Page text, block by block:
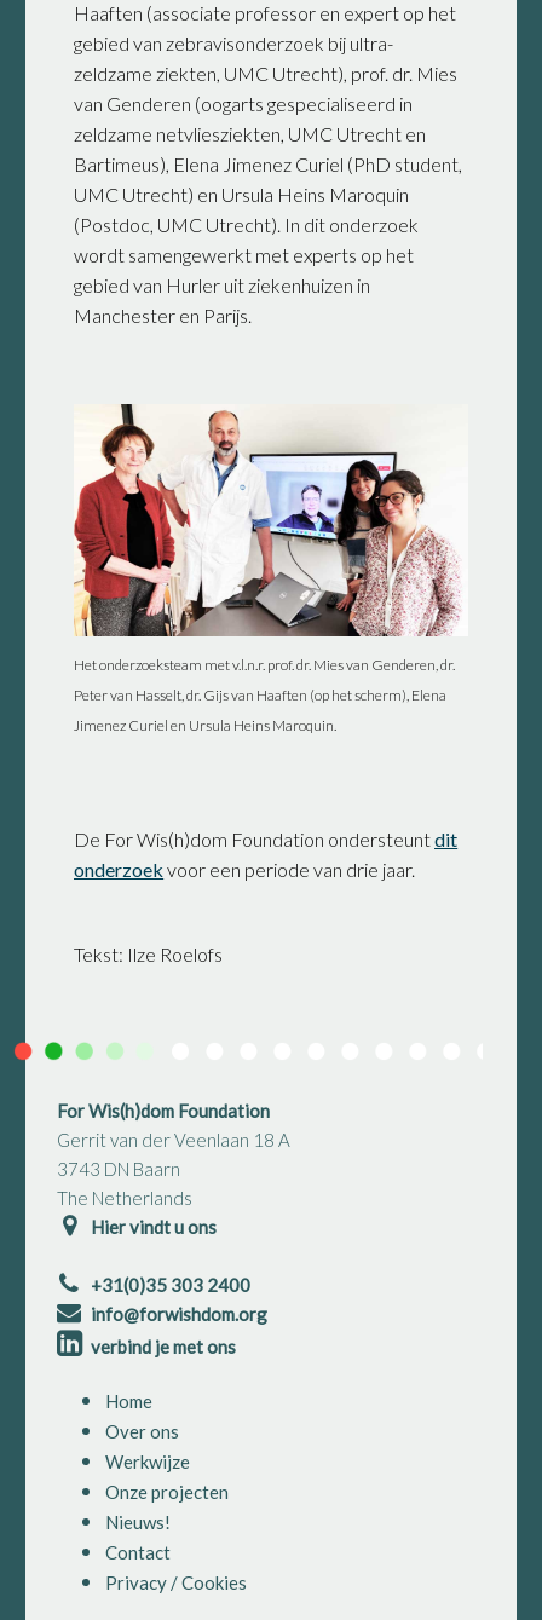
Haaften (associate professor en expert op het
gebied van zebravisonderzoek bij ultra-
zeldzame ziekten, UMC Utrecht), prof. dr. Mies
van Genderen (oogarts gespecialiseerd in
zeldzame netvliesziekten, UMC Utrecht en
Bartimeus), Elena Jimenez Curiel (PhD student,
UMC Utrecht) en Ursula Heins Maroquin
(Postdoc, UMC Utrecht). In dit onderzoek
wordt samengewerkt met experts op het
gebied van Hurler uit ziekenhuizen in
Manchester en Parijs.
Het onderzoeksteam met v.l.n.r. prof. dr. Mies van Genderen, dr.
Peter van Hasselt, dr. Gijs van Haaften (op het scherm), Elena
Jimenez Curiel en Ursula Heins Maroquin.
De For Wis(h)dom Foundation ondersteuntdit
onderzoek voor een periode van drie jaar.
Tekst: Ilze Roelofs
For Wis(h)dom Foundation
Gerrit van der Veenlaan 18 A
3743 DN Baarn
The Netherlands
Hier vindt u ons
+31(0)35 303 2400
info@forwishdom.org
verbind je met ons
Home
Over ons
Werkwijze
Onze projecten
Nieuws!
Contact
Privacy / Cookies